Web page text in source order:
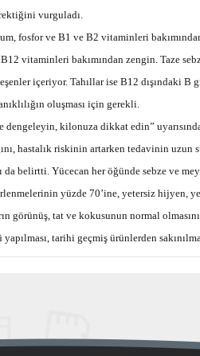
vurguladı.
fosfor ve B1 ve B2 vitaminleri
vitaminleri bakımından zengin. Taze
içeriyor. Tahıllar ise B12 dışındaki
oluşması için gerekli.
kilonuza dikkat edin”
hastalık riskinin artarken tedavinin uzun
da belirtti. Yücecan her öğünde sebze ve
yüzde 70’ine, yetersiz hijyen,
görünüş, tat ve kokusunun normal
tarihi geçmiş ürünlerden